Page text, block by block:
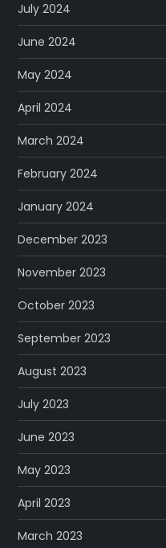
July 2024
June 2024
May 2024
April 2024
March 2024
February 2024
January 2024
December 2023
November 2023
October 2023
September 2023
August 2023
July 2023
June 2023
May 2023
April 2023
March 2023